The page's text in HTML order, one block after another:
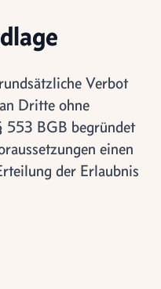
Verbot
Dritte ohne
553 BGB begründet
einen
der Erlaubnis